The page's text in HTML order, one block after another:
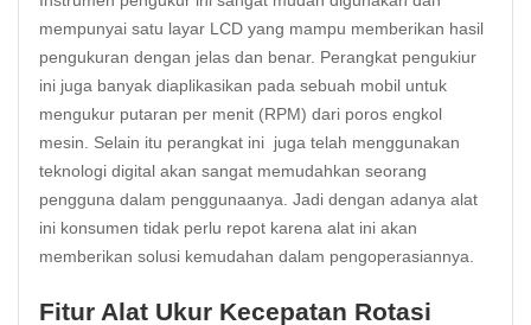
mempunyai satu layar LCD yang mampu memberikan hasil
pengukuran dengan jelas dan benar. Perangkat pengukiur
ini juga banyak diaplikasikan pada sebuah mobil untuk
mengukur putaran per menit (RPM) dari poros engkol
mesin. Selain itu perangkat ini juga telah menggunakan
teknologi digital akan sangat memudahkan seorang
pengguna dalam penggunaanya. Jadi dengan adanya alat
ini konsumen tidak perlu repot karena alat ini akan
memberikan solusi kemudahan dalam pengoperasiannya.
Fitur Alat Ukur Kecepatan Rotasi